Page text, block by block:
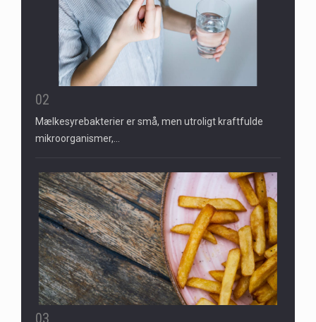
02
Mælkesyrebakterier er små, men utroligt kraftfulde
mikroorganismer,…
03